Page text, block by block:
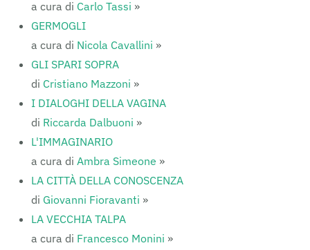
a cura di Carlo Tassi »
GERMOGLI
a cura di Nicola Cavallini »
GLI SPARI SOPRA
di Cristiano Mazzoni »
I DIALOGHI DELLA VAGINA
di Riccarda Dalbuoni »
L'IMMAGINARIO
a cura di Ambra Simeone »
LA CITTÀ DELLA CONOSCENZA
di Giovanni Fioravanti »
LA VECCHIA TALPA
a cura di Francesco Monini »